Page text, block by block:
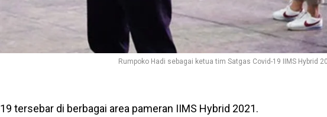
Rumpoko Hadi sebagai ketua tim Satgas Covid-19 IIMS Hybrid
tersebar di berbagai area pameran IIMS Hybrid 2021.